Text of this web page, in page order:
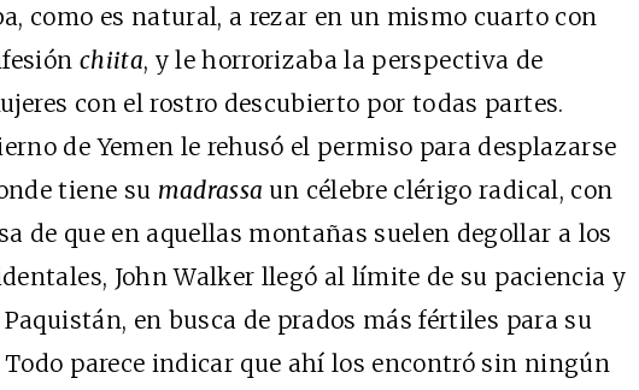
como es natural, a rezar en un mismo cuarto con
chiita, y le horrorizaba la perspectiva de
con el rostro descubierto por todas partes.
de Yemen le rehusó el permiso para desplazarse
tiene su madrassa un célebre clérigo radical, con
de que en aquellas montañas suelen degollar a los
John Walker llegó al límite de su paciencia y
en busca de prados más fértiles para su
parece indicar que ahí los encontró sin ningún